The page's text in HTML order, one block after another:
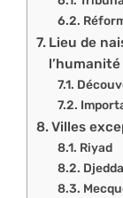
Lieu de
l’humanité
Villes
Riyad